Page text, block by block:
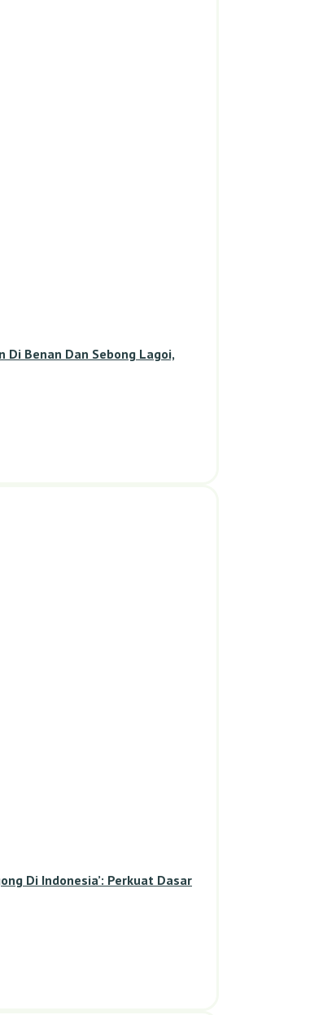
Benan Dan Sebong Lagoi,
Di Indonesia’: Perkuat Dasar